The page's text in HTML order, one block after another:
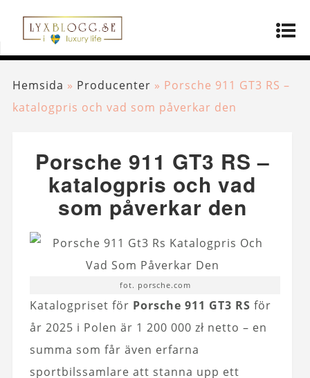
Hemsida » Producenter » Porsche 911 GT3 RS –
katalogpris och vad som påverkar den
Porsche 911 GT3 RS –
katalogpris och vad
som påverkar den
fot. porsche.com
Katalogpriset för Porsche 911 GT3 RS för
år 2025 i Polen är 1 200 000 zł netto – en
summa som får även erfarna
sportbilssamlare att stanna upp ett